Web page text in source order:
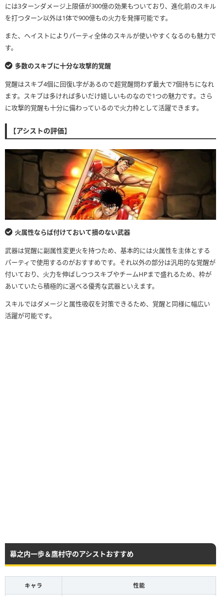
には3ターンダメージ上限値が300億の効果もついており、進化前のスキル
を打つターン以外は1体で900億もの火力を発揮可能です。
また、ヘイストによりパーティ全体のスキルが使いやすくなるのも魅力で
す。
多数のスキブに十分な攻撃的覚醒
覚醒はスキブ4個に回復L字があるので超覚醒問わず最大で7個持ちになれ
ます。スキブは多ければ多いだけ嬉しいものなので1つの魅力です。さら
に攻撃的覚醒も十分に備わっているので火力枠として活躍できます。
【アシストの評価】
火属性ならば付けておいて損のない武器
武器は覚醒に副属性変更火を持つため、基本的には火属性を主体とする
パーティで使用するのがおすすめです。それ以外の部分は汎用的な覚醒が
付いており、火力を伸ばしつつスキブやチームHPまで盛れるため、枠が
あいていたら積極的に選べる優秀な武器といえます。
スキルではダメージと属性吸収を対策できるため、覚醒と同様に幅広い
活躍が可能です。
幕之内一歩＆鷹村守のアシストおすすめ
キャラ 性能